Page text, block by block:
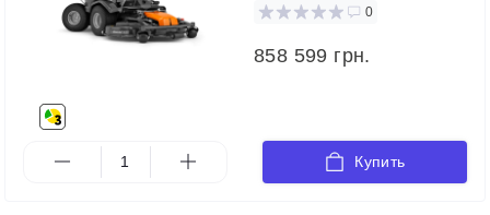
0
858 599 грн.
Купить